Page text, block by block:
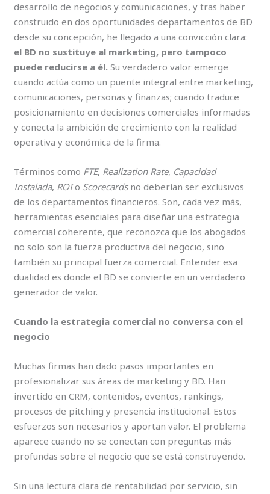
desarrollo de negocios y comunicaciones, y tras haber
construido en dos oportunidades departamentos de BD
desde su concepción, he llegado a una convicción clara:
el BD no sustituye al marketing, pero tampoco
puede reducirse a él. Su verdadero valor emerge
cuando actúa como un puente integral entre marketing,
comunicaciones, personas y finanzas; cuando traduce
posicionamiento en decisiones comerciales informadas
y conecta la ambición de crecimiento con la realidad
operativa y económica de la firma.
Términos como FTE, Realization Rate, Capacidad
Instalada, ROIo Scorecardsno deberían ser exclusivos
de los departamentos financieros. Son, cada vez más,
herramientas esenciales para diseñar una estrategia
comercial coherente, que reconozca que los abogados
no solo son la fuerza productiva del negocio, sino
también su principal fuerza comercial. Entender esa
dualidad es donde el BD se convierte en un verdadero
generador de valor.
Cuando la estrategia comercial no conversa con el
negocio
Muchas firmas han dado pasos importantes en
profesionalizar sus áreas de marketing y BD. Han
invertido en CRM, contenidos, eventos, rankings,
procesos de pitching y presencia institucional. Estos
esfuerzos son necesarios y aportan valor. El problema
aparece cuando no se conectan con preguntas más
profundas sobre el negocio que se está construyendo.
Sin una lectura clara de rentabilidad por servicio, sin